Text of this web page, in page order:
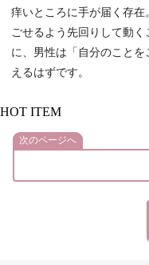
痒いところに手が届く存
ごせるよう先回りして動
に、男性は「自分のこと
えるはずです。
HOT ITEM
次のページへ